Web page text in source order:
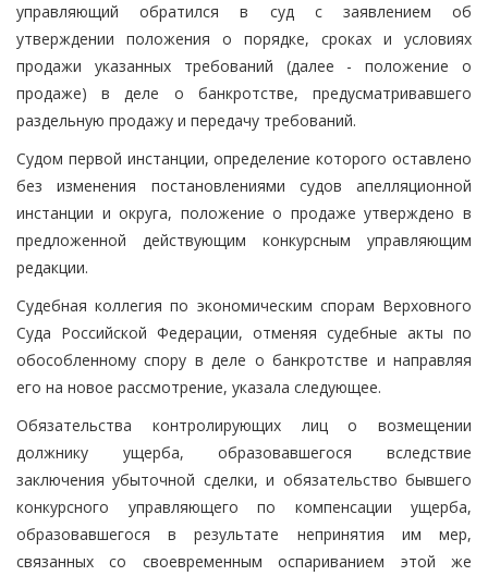
управляющий обратился в суд с заявлением об
утверждении положения о порядке, сроках и условиях
продажи указанных требований (далее - положение о
продаже) в деле о банкротстве, предусматривавшего
раздельную продажу и передачу требований.
Судом первой инстанции, определение которого оставлено
без изменения постановлениями судов апелляционной
инстанции и округа, положение о продаже утверждено в
предложенной действующим конкурсным управляющим
редакции.
Судебная коллегия по экономическим спорам Верховного
Суда Российской Федерации, отменяя судебные акты по
обособленному спору в деле о банкротстве и направляя
его на новое рассмотрение, указала следующее.
Обязательства контролирующих лиц о возмещении
должнику ущерба, образовавшегося вследствие
заключения убыточной сделки, и обязательство бывшего
конкурсного управляющего по компенсации ущерба,
образовавшегося в результате непринятия им мер,
связанных со своевременным оспариванием этой же